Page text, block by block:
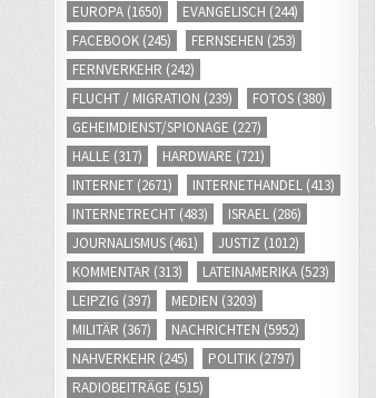
EUROPA (1650) EVANGELISCH (244)
FACEBOOK (245) FERNSEHEN (253)
FERNVERKEHR (242)
FLUCHT / MIGRATION (239) FOTOS (380)
GEHEIMDIENST/SPIONAGE (227)
HALLE (317) HARDWARE (721)
INTERNET (2671) INTERNETHANDEL (413)
INTERNETRECHT (483) ISRAEL (286)
JOURNALISMUS (461) JUSTIZ (1012)
KOMMENTAR (313) LATEINAMERIKA (523)
LEIPZIG (397) MEDIEN (3203)
MILITÄR (367) NACHRICHTEN (5952)
NAHVERKEHR (245) POLITIK (2797)
RADIOBEITRÄGE (515)